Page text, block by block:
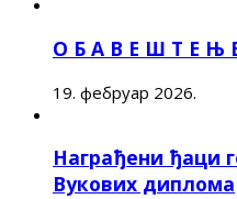
О Б А В Е Ш Т Е Њ
19. фебруар 2026.
Награђени ђаци
Вукових диплома